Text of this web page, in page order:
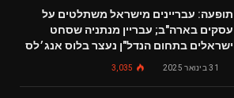
תופעה: עבריינים מישראל משתלטים על
עסקים בארה"ב; עבריין מנתניה שסחט
ישראלים בתחום הנדל"ן נעצר בלוס אנג׳לס
31 בינואר 2025 3,035